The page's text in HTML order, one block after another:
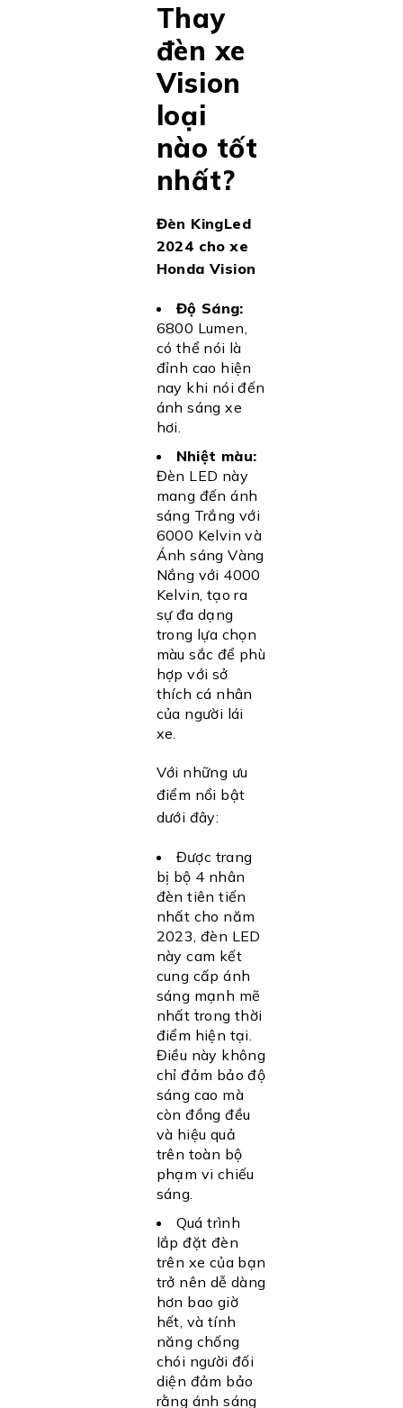
Thay
đèn xe
Vision
loại
nào tốt
nhất?
Đèn KingLed
2024 cho xe
Honda Vision
Độ Sáng:
6800 Lumen,
có thể nói là
đỉnh cao hiện
nay khi nói đến
ánh sáng xe
hơi.
Nhiệt màu:
Đèn LED này
mang đến ánh
sáng Trắng với
6000 Kelvin và
Ánh sáng Vàng
Nắng với 4000
Kelvin, tạo ra
sự đa dạng
trong lựa chọn
màu sắc để phù
hợp với sở
thích cá nhân
của người lái
xe.
Với những ưu
điểm nổi bật
dưới đây:
Được trang
bị bộ 4 nhân
đèn tiên tiến
nhất cho năm
2023, đèn LED
này cam kết
cung cấp ánh
sáng mạnh mẽ
nhất trong thời
điểm hiện tại.
Điều này không
chỉ đảm bảo độ
sáng cao mà
còn đồng đều
và hiệu quả
trên toàn bộ
phạm vi chiếu
sáng.
Quá trình
lắp đặt đèn
trên xe của bạn
trở nên dễ dàng
hơn bao giờ
hết, và tính
năng chống
chói người đối
diện đảm bảo
rằng ánh sáng